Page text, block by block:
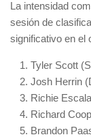
La intensidad
sesión de
significativo en el
Tyler Scott
Josh Herrin
Richie
Richard
Brandon